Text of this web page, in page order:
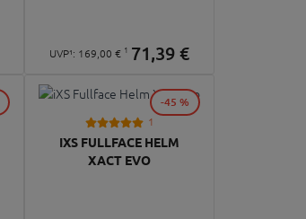
UVP¹: 169,00 € 1 71,39€
1
IXS FULLFACE HELM
XACT EVO
-45 %